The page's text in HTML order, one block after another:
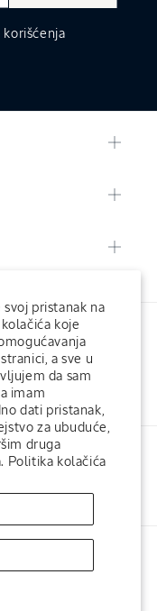
svoj pristanak na
koje
a sve u
da sam
imam
dati pristanak,
za ubuduće,
druga
Politika kolačića
korišćenja
kozmetika
u svetu